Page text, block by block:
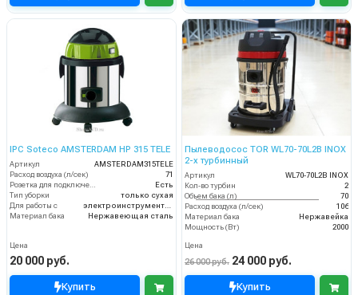
IPC Soteco AMSTERDAM HP 315 TELE
Артикул
AMSTERDAM315TELE
Расход воздуха (л/сек)
71
Розетка для подключения инструмента
Есть
Тип уборки
только сухая
Для работы с
электроинструментом
Материал бака
Нержавеющая сталь
Цена
20 000 руб.
Купить
Пылеводосос TOR WL70-70L2B INOX
2-х турбинный
Артикул
WL70-70L2B INOX
Кол-во турбин
2
Объем бака (л)
70
Расход воздуха (л/сек)
106
Материал бака
Нержавейка
Мощность (Вт)
2000
Цена
26 000 руб. 24 000 руб.
Купить